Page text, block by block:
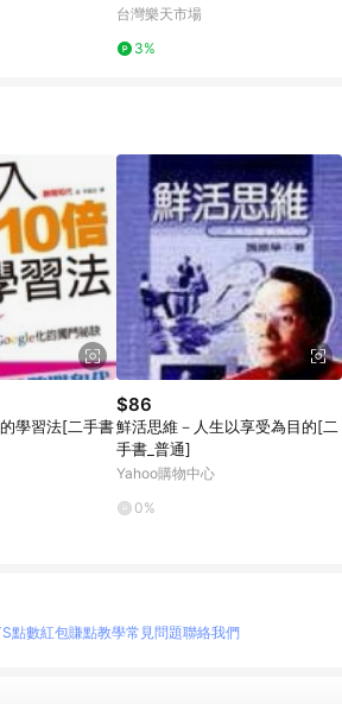
【城邦讀書花園】
台灣樂天市場
3%
學習法[二手書
$86
鮮活思維－人生以享受為目的[二
手書_普通]
Yahoo購物中心
0%
點數紅包賺點教學常見問題聯絡我們